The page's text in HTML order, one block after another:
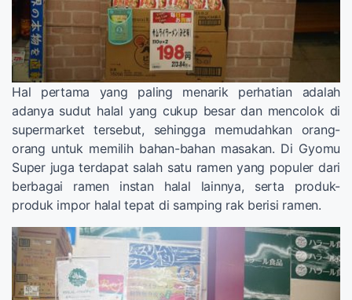
Hal pertama yang paling menarik perhatian adalah
adanya sudut halal yang cukup besar dan mencolok di
supermarket tersebut, sehingga memudahkan orang-
orang untuk memilih bahan-bahan masakan. Di Gyomu
Super juga terdapat salah satu ramen yang populer dari
berbagai ramen instan halal lainnya, serta produk-
produk impor halal tepat di samping rak berisi ramen.